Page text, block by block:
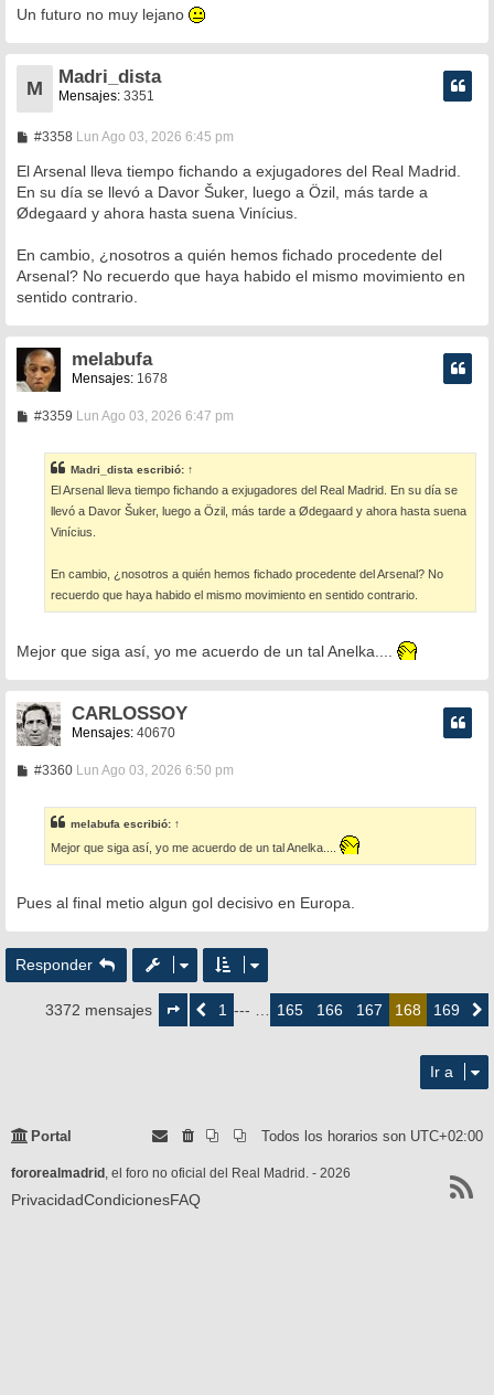
Un futuro no muy lejano
M
Madri_dista
Mensajes: 3351
#3358M
n
s
a
j
Lun Ago 03, 2026 6:45 pm
El Arsenal lleva tiempo fichando a exjugadores del Real Madrid.
En su día se llevó a Davor Šuker, luego a Özil, más tarde a
Ødegaard y ahora hasta suena Vinícius.
En cambio, ¿nosotros a quién hemos fichado procedente del
Arsenal? No recuerdo que haya habido el mismo movimiento en
sentido contrario.
melabufa
Mensajes: 1678
#3359M
a
j
e
Lun Ago 03, 2026 6:47 pm
Madri_dista escribió: ↑
El Arsenal lleva tiempo fichando a exjugadores del Real Madrid. En su día se
llevó a Davor Šuker, luego a Özil, más tarde a Ødegaard y ahora hasta suena
Vinícius.
En cambio, ¿nosotros a quién hemos fichado procedente del Arsenal? No
recuerdo que haya habido el mismo movimiento en sentido contrario.
Mejor que siga así, yo me acuerdo de un tal Anelka....
CARLOSSOY
Mensajes: 40670
#3360M
a
j
e
Lun Ago 03, 2026 6:50 pm
melabufa escribió: ↑
Mejor que siga así, yo me acuerdo de un tal Anelka....
Pues al final metio algun gol decisivo en Europa.
Responder
3372 mensajes
Página
deAnterior1 --- … 165 166 167 168 169
Ir a
Portal Todos los horarios son UTC+02:00
fororealmadrid , el foro no oficial del Real Madrid. - 2026
PrivacidadCondicionesFAQ